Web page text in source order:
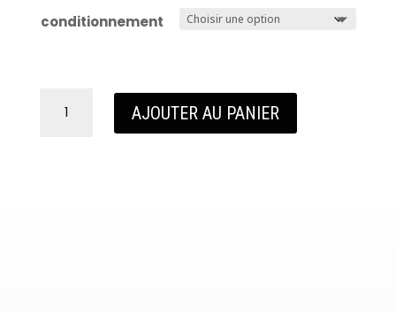
conditionnement
AJOUTER AU PANIER